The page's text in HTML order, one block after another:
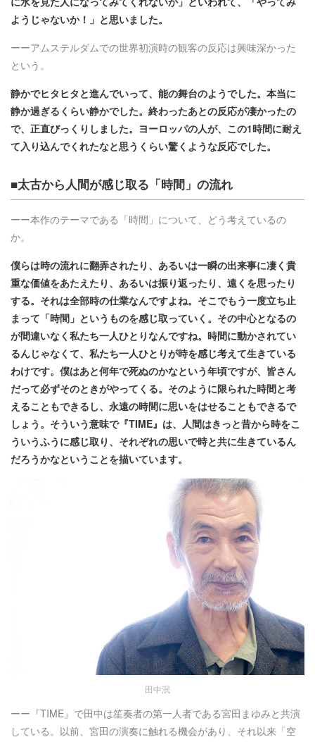
ようじゃないか！」と思いました。
ーーアムステルダムでの世界初演時の観客の反応は興味深かった
という。
静かでヒタヒタと進んでいって、能の舞台のようでした。本当に
静か過ぎるくらい静かでした。終わったあとの反応が凄かったの
で、正直びっくりしました。ヨーロッパの人が、この1時間に耐え
て入り込んでくれたなと思うくらい驚くような反応でした。
■太古から人間が感じ取る「時間」の流れ
ーー本作のテーマである「時間」について、どう考えているの
か。
僕らは時の流れに翻弄されたり、あるいは一瞬の出来事に凄く貴
重な価値をあたえたり、あるいは振り返ったり、遠くを思ったり
する。それは全部時の仕業なんですよね。そこでもう一度立ち止
まって「時間」というものを感じ取っていく。その中心となるの
が間違いなく私たち一人ひとりなんですね。時間に動かされてい
るんじゃなくて、私たち一人ひとりが時を感じ考えて生きている
わけです。僕はあと何年で死ぬのかなという年頃ですが、皆さん
だって必ずそのときがやってくる。そのように限られた時間と考
えることもできるし、永遠の時間に思いをはせることもできるで
しょう。そういう意味で『TIME』は、人間はきっと昔から時をこ
ういうふうに感じ取り、それぞれの思いで時と共に生きているん
だろうかなということを描いています。
田中泯
ーー『TIME』で田中は笙奏者の第一人者である宮田まゆみと共演
している。以前、宮田の演奏に触れる機会があり、それ以来「空